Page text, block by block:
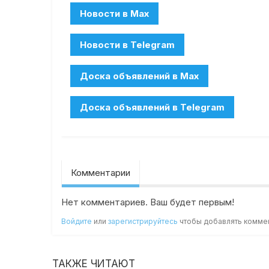
Комментарии
Нет комментариев. Ваш будет первым!
Войдите илизарегистрируйтесь чтобы добавлять
ТАКЖЕ ЧИТАЮТ